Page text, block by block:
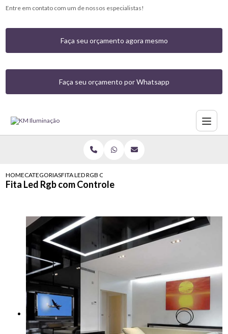
Entre em contato com um de nossos especialistas!
Faça seu orçamento agora mesmo
Faça seu orçamento por Whatsapp
HOMECATEGORIASFITA LED RGB COM CONTROLE
Fita Led Rgb com Controle